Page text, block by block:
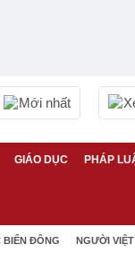
Mới nhất
GIÁO DỤC PHÁP
BIỂN ĐÔNG NGƯỜI